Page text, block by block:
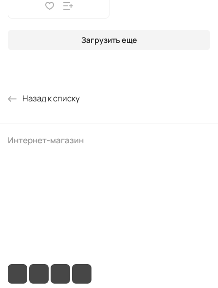
Загрузить еще
Назад к списку
Интернет-магазин